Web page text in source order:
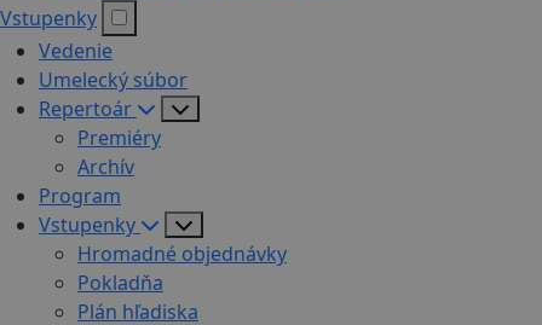
Vstupenky
Vedenie
Umelecký súbor
Repertoár
Premiéry
Archív
Program
Vstupenky
Hromadné objednávky
Pokladňa
Plán hľadiska